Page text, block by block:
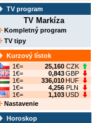
TV program
TV Markíza
Kompletný program
TV tipy
Kurzový lístok
1€=
25,160 CZK
1€=
0,843GBP
1€=
336,010HUF
1€=
4,256 PLN
1€=
1,103USD
Nastavenie
Horoskop